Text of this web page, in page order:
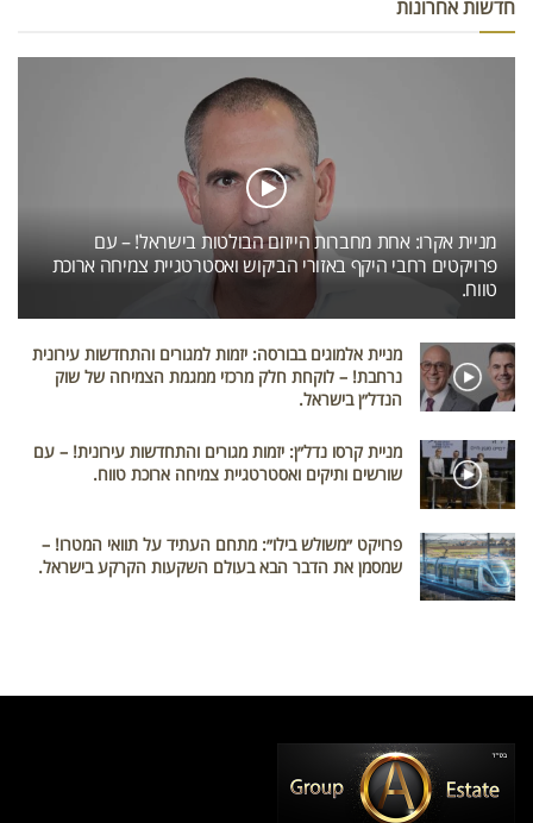
חדשות אחרונות
מניית אקרו: אחת מחברות הייזום הבולטות בישראל! – עם
פרויקטים רחבי היקף באזורי הביקוש ואסטרטגיית צמיחה ארוכת
טווח.
מניית אלמוגים בבורסה: יזמות למגורים והתחדשות עירונית
נרחבת! – לוקחת חלק מרכזי ממגמת הצמיחה של שוק
הנדל״ן בישראל.
מניית קרסו נדל״ן: יזמות מגורים והתחדשות עירונית! – עם
שורשים ותיקים ואסטרטגיית צמיחה ארוכת טווח.
פרויקט ״משולש בילו״: מתחם העתיד על תוואי המטרו! –
שמסמן את הדבר הבא בעולם השקעות הקרקע בישראל.